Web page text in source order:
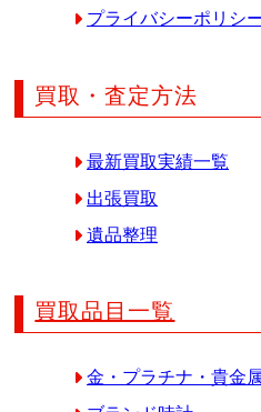
プライバシーポリシ
買取・査定方法
最新買取実績一覧
出張買取
遺品整理
買取品目一覧
金・プラチナ・貴金